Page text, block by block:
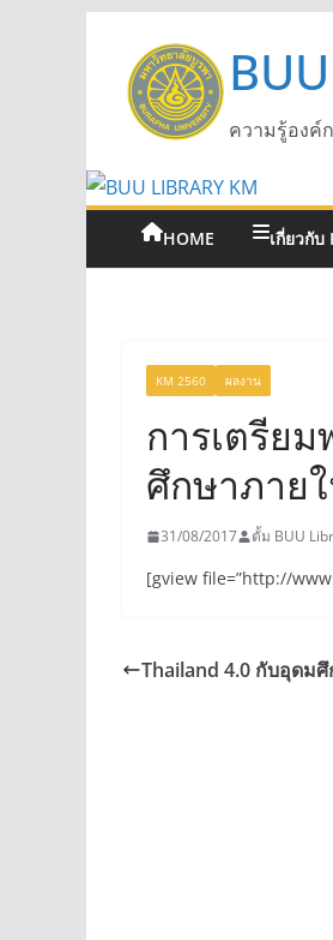
ความรู้องค์
HOME เกี่ยวกับ
KM 2560 ผลงาน
การเตรีย
ศึกษาภาย
31/08/2017 ตั้ม BUU
[gview file=”http://
Thailand 4.0 กับอุดม